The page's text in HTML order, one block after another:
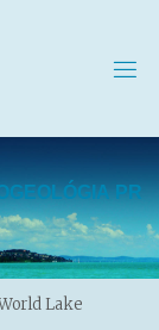
G EOLÓG A P R
Lake